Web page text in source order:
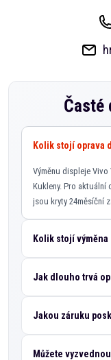
Kolik stojí oprava
Výměnu displeje
Kukleny. Pro aktuální
jsou kryty 24měsíční
Kolik stojí výměna
Jak dlouho trvá
Jakou záruku
Můžete